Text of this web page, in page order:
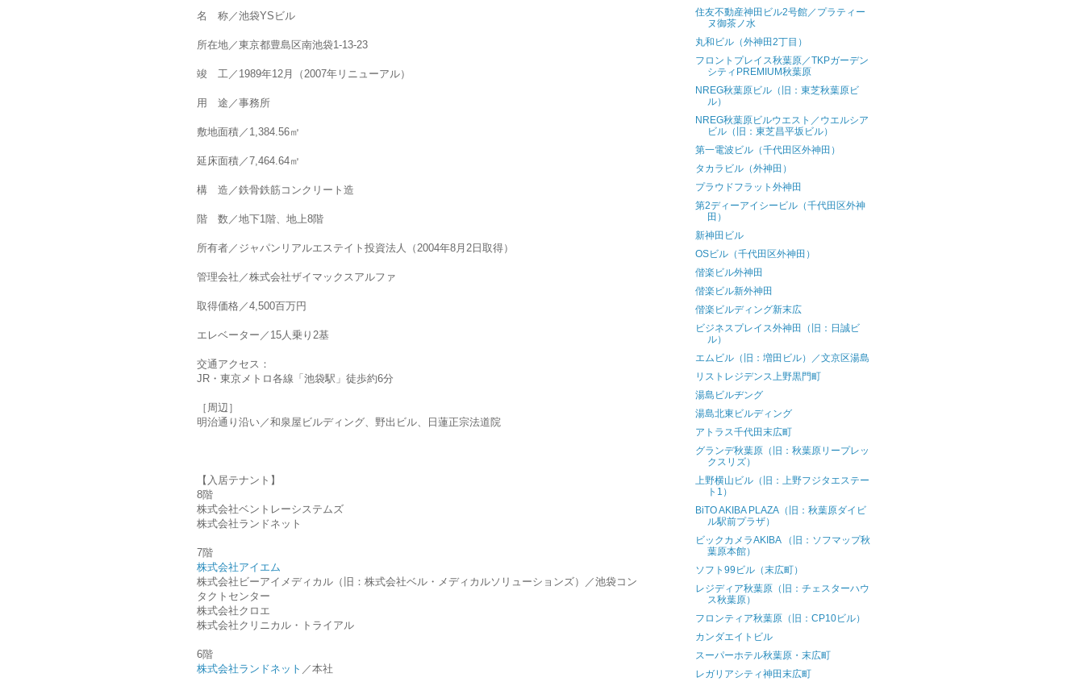
名 称／池袋YSビル
所在地／東京都豊島区南池袋1-13-23
竣 工／1989年12月（2007年リニューアル）
用 途／事務所
敷地面積／1,384.56㎡
延床面積／7,464.64㎡
構 造／鉄骨鉄筋コンクリート造
階 数／地下1階、地上8階
所有者／ジャパンリアルエステイト投資法人（2004年8月2日取得）
管理会社／株式会社ザイマックスアルファ
取得価格／4,500百万円
エレベーター／15人乗り2基
交通アクセス：
JR・東京メトロ各線「池袋駅」徒歩約6分
［周辺］
明治通り沿い／和泉屋ビルディング、野出ビル、日蓮正宗法道院
【入居テナント】
8階
株式会社ベントレーシステムズ
株式会社ランドネット
7階
株式会社アイエム
株式会社ビーアイメディカル（旧：株式会社ベル・メディカルソリューションズ）／池袋コン
タクトセンター
株式会社クロエ
株式会社クリニカル・トライアル
6階
株式会社ランドネット ／本社
住友不動産神田ビル2号館／プラティー
ヌ御茶ノ水
丸和ビル（外神田2丁目）
フロントプレイス秋葉原／TKPガーデン
シティPREMIUM秋葉原
NREG秋葉原ビル（旧：東芝秋葉原ビ
ル）
NREG秋葉原ビルウエスト／ウエルシア
ビル（旧：東芝昌平坂ビル）
第一電波ビル（千代田区外神田）
タカラビル（外神田）
プラウドフラット外神田
第2ディーアイシービル（千代田区外神
田）
新神田ビル
OSビル（千代田区外神田）
偕楽ビル外神田
偕楽ビル新外神田
偕楽ビルディング新末広
ビジネスプレイス外神田（旧：日誠ビ
ル）
エムビル（旧：増田ビル）／文京区湯島
リストレジデンス上野黒門町
湯島ビルヂング
湯島北東ビルディング
アトラス千代田末広町
グランデ秋葉原（旧：秋葉原リープレッ
クスリズ）
上野横山ビル（旧：上野フジタエステー
ト1）
BiTO AKIBA PLAZA（旧：秋葉原ダイビ
ル駅前プラザ）
ビックカメラAKIBA （旧：ソフマップ秋
葉原本館）
ソフト99ビル（末広町）
レジディア秋葉原（旧：チェスターハウ
ス秋葉原）
フロンティア秋葉原（旧：CP10ビル）
カンダエイトビル
スーパーホテル秋葉原・末広町
レガリアシティ神田末広町